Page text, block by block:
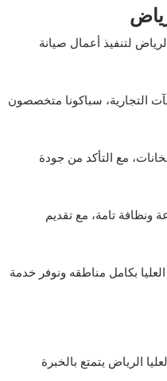
لتنفيذ أعمال صيانة
التجارية، سباكونا متخصصون
مع التأكد من جودة
ونظافة تامة، مع تقديم
بكامل مناطقه ونوفر خدمة
الرياض يتمتع بالخبرة